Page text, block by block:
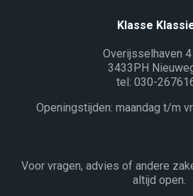
Klasse
Overijsselhaven
3433PH
tel: 030-
Openingstijden: maandag t/m
Voor vragen, advies of andere
altijd open.